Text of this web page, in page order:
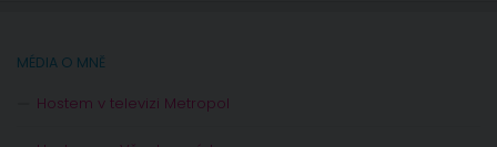
MÉDIA O MNĚ
Hostem v televizi Metropol